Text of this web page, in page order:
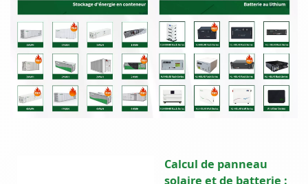
Calcul de panneau
solaire et de batterie :